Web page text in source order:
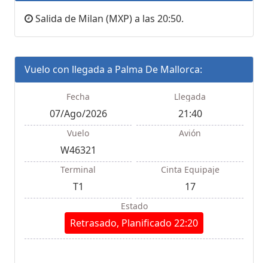
Salida de Milan (MXP) a las 20:50.
Vuelo con llegada a Palma De Mallorca:
Fecha
07/Ago/2026
Llegada
21:40
Vuelo
W46321
Avión
Terminal
T1
Cinta Equipaje
17
Estado
Retrasado, Planificado 22:20